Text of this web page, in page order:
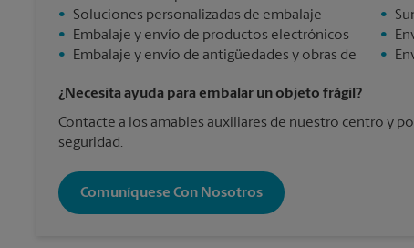
•
Soluciones personalizadas de embalaje
•
Embalaje y envío de productos electrónicos
•
Embalaje y envío de antigüedades y obras de
•
•
•
¿Necesita ayuda para embalar un objeto frágil?
Contacte a los amables auxiliares de nuestro centro y
seguridad.
Comuníquese Con Nosotros